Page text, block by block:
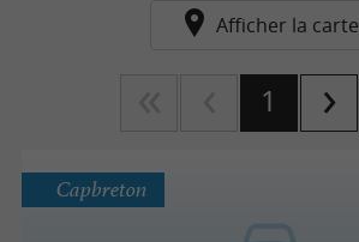
Afficher la carte
1
Capbreton